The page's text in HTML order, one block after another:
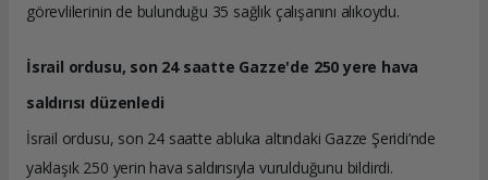
görevlilerinin de bulunduğu 35 sağlık çalışanını alıkoydu. ​​​​​​​
İsrail ordusu, son 24 saatte Gazze'de 250 yere hava
saldırısı düzenledi
İsrail ordusu, son 24 saatte abluka altındaki Gazze Şeridi’nde
yaklaşık 250 yerin hava saldırısıyla vurulduğunu bildirdi.